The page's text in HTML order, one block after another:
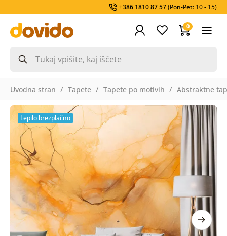
+386 1810 87 57(Pon-Pet: 10 - 15)
0
Uvodna stran Tapete Tapete po motivih Abstraktne
Lepilo brezplačno